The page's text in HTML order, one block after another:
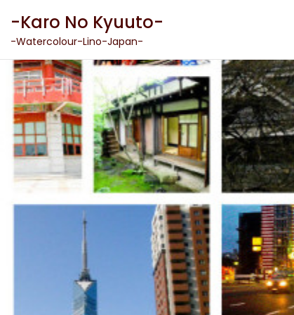
content
-Karo No Kyuuto-
-Watercolour-Lino-Japan-